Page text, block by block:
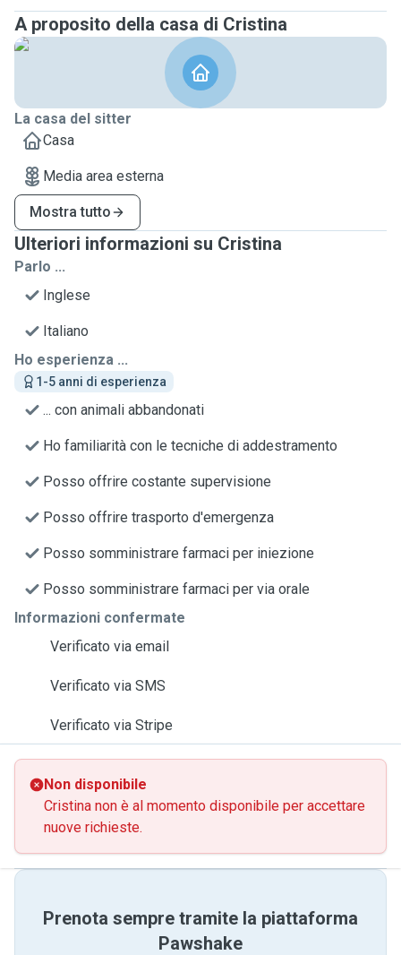
A proposito della casa di Cristina
La casa del sitter
Casa
Media area esterna
Mostra tutto
Ulteriori informazioni su Cristina
Parlo ...
Inglese
Italiano
Ho esperienza ...
1-5 anni di esperienza
... con animali abbandonati
Ho familiarità con le tecniche di addestramento
Posso offrire costante supervisione
Posso offrire trasporto d'emergenza
Posso somministrare farmaci per iniezione
Posso somministrare farmaci per via orale
Informazioni confermate
Verificato via email
Verificato via SMS
Verificato via Stripe
Non disponibile
Cristina non è al momento disponibile per accettare
nuove richieste.
Prenota sempre tramite la piattaforma
Pawshake